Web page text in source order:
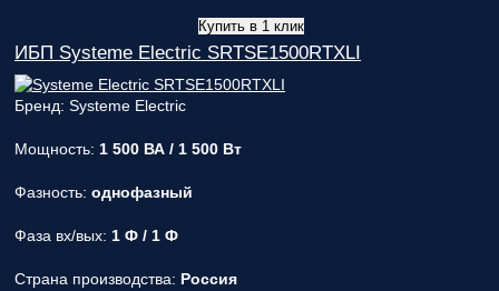
Купить в 1 клик
ИБП Systeme Electric SRTSE1500RTXLI
Бренд: Systeme Electric
Мощность: 1 500 ВА / 1 500 Вт
Фазность: однофазный
Фаза вх/вых: 1 Ф / 1 Ф
Страна производства: Россия